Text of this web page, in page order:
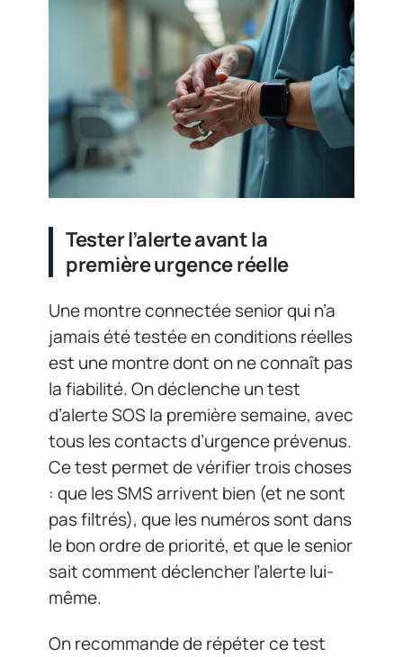
Tester l’alerte avant la
première urgence réelle
Une montre connectée senior qui n’a
jamais été testée en conditions réelles
est une montre dont on ne connaît pas
la fiabilité. On déclenche un test
d’alerte SOS la première semaine, avec
tous les contacts d’urgence prévenus.
Ce test permet de vérifier trois choses
: que les SMS arrivent bien (et ne sont
pas filtrés), que les numéros sont dans
le bon ordre de priorité, et que le senior
sait comment déclencher l’alerte lui-
même.
On recommande de répéter ce test